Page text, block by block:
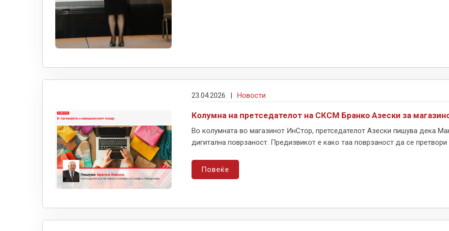
23.04.2026 Новости
Колумна на претседателот на СКСМ Бранко Азески за
Во колумната во магазинот ИнСтор, претседателот Азески пишува дека
дигитална поврзаност. Предизвикот е како таа поврзаност да се
Повеќе